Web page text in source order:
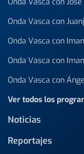
Onda Vasca con
Onda Vasca con
Onda Vasca con
Onda Vasca con
Ver todos los
Noticias
Reportajes